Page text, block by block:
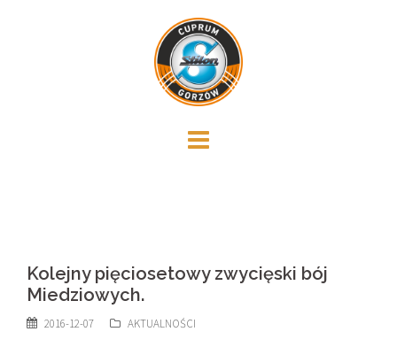
Kolejny pięciosetowy zwycięski bój
Miedziowych.
2016-12-07 AKTUALNOŚCI